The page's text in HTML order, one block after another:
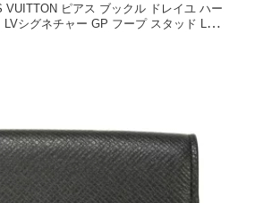
VUITTON ピアス ブックル ドレイユ ハー
シグネチャー GP フープ スタッド LVロ
レディース アクセサリー ジュエリー
人 ブランド【中古】